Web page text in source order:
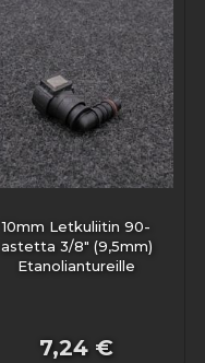
10mm Letkuliitin 90-
astetta 3/8" (9,5mm)
Etanoliantureille
7,24 €